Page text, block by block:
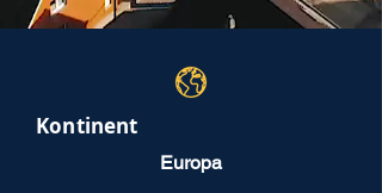
Kontinent
Europa